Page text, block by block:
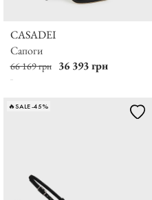
CASADEI
Сапоги
66 169 грн 36 393 грн
🔥SALE -45%